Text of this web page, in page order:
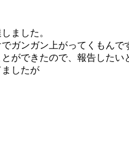
ました。
ガンガン上がってくもんで
ができたので、報告したい
したが